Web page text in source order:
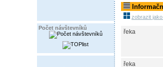
Počet návštevníků
zobrazit
řeka
řeka